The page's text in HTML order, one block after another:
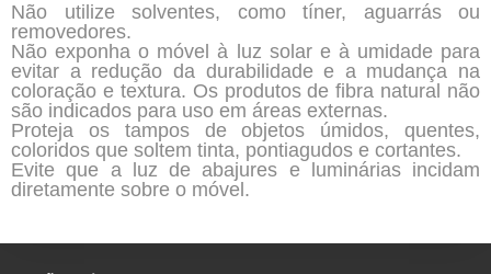
Não utilize solventes, como tíner, aguarrás ou
removedores.
Não exponha o móvel à luz solar e à umidade para
evitar a redução da durabilidade e a mudança na
coloração e textura. Os produtos de fibra natural não
são indicados para uso em áreas externas.
Proteja os tampos de objetos úmidos, quentes,
coloridos que soltem tinta, pontiagudos e cortantes.
Evite que a luz de abajures e luminárias incidam
diretamente sobre o móvel.